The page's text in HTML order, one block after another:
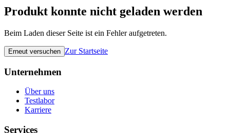
Produkt konnte nicht geladen werden
Beim Laden dieser Seite ist ein Fehler aufgetreten.
Erneut versuchen Zur Startseite
Unternehmen
Über uns
Testlabor
Karriere
Services